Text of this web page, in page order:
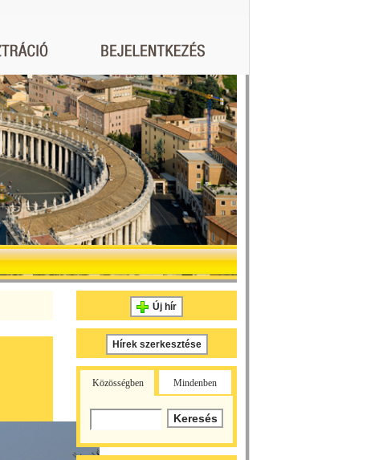
Új hír
Hírek szerkesztése
Közösségben Mindenben